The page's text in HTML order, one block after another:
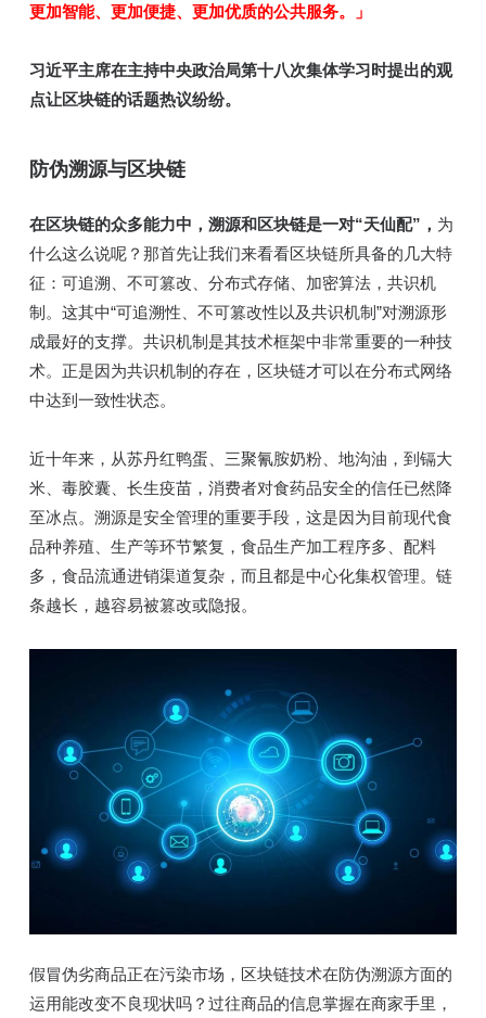
更加智能、更加便捷、更加优质的公共服务。」
习近平主席在主持中央政治局第十八次集体学习时提出的观
点让区块链的话题热议纷纷。
防伪溯源与区块链
在区块链的众多能力中，溯源和区块链是一对“天仙配”， 为
什么这么说呢？那首先让我们来看看区块链所具备的几大特
征：可追溯、不可篡改、分布式存储、加密算法，共识机
制。这其中“可追溯性、不可篡改性以及共识机制”对溯源形
成最好的支撑。共识机制是其技术框架中非常重要的一种技
术。正是因为共识机制的存在，区块链才可以在分布式网络
中达到一致性状态。
近十年来，从苏丹红鸭蛋、三聚氰胺奶粉、地沟油，到镉大
米、毒胶囊、长生疫苗，消费者对食药品安全的信任已然降
至冰点。溯源是安全管理的重要手段，这是因为目前现代食
品种养殖、生产等环节繁复，食品生产加工程序多、配料
多，食品流通进销渠道复杂，而且都是中心化集权管理。链
条越长，越容易被篡改或隐报。
假冒伪劣商品正在污染市场，区块链技术在防伪溯源方面的
运用能改变不良现状吗？过往商品的信息掌握在商家手里，